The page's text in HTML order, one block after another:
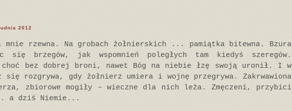
2012
mnie rzewna. Na grobach żołnierskich ... pamiątka bitewna. Bzura
się brzegów, jak wspomnień poległych tam kiedyś szeregów.
bez dobrej broni, nawet Bóg na niebie łzę swoją uronił. I w
się rozgrywa, gdy żołnierz umiera i wojnę przegrywa. Zakrwawiona
zbiorowe mogiły – wieczne dla nich leża. Zmęczeni, przybici
a dziś Niemie...